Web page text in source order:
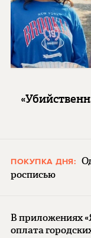
ПОКУПКА ДНЯ:
росписью
В приложениях
оплата